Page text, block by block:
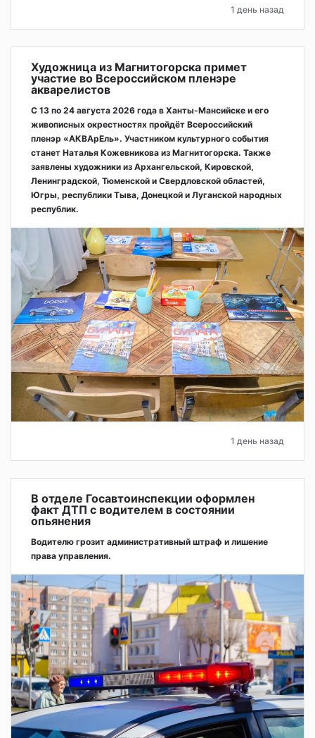
1 день назад
Художница из Магнитогорска примет
участие во Всероссийском пленэре
акварелистов
С 13 по 24 августа 2026 года в Ханты-Мансийске и его
живописных окрестностях пройдёт Всероссийский
пленэр «АКВАрЕль». Участником культурного события
станет Наталья Кожевникова из Магнитогорска. Также
заявлены художники из Архангельской, Кировской,
Ленинградской, Тюменской и Свердловской областей,
Югры, республики Тыва, Донецкой и Луганской народных
республик.
1 день назад
В отделе Госавтоинспекции оформлен
факт ДТП с водителем в состоянии
опьянения
Водителю грозит административный штраф и лишение
права управления.